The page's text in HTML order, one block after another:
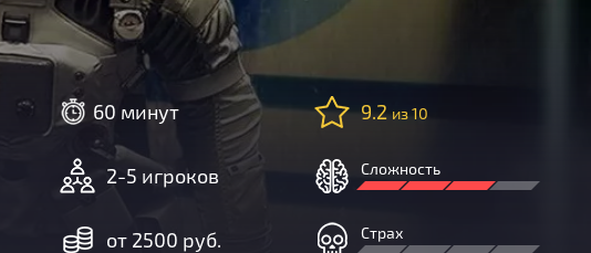
60 минут
2-5 игроков
от 2500 руб.
9.2из 10
Сложность
Страх